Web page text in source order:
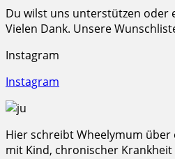
Du wilst uns unterstützen oder
Vielen Dank. Unsere
Instagram
Instagram
Hier schreibt Wheelymum über
mit Kind, chronischer